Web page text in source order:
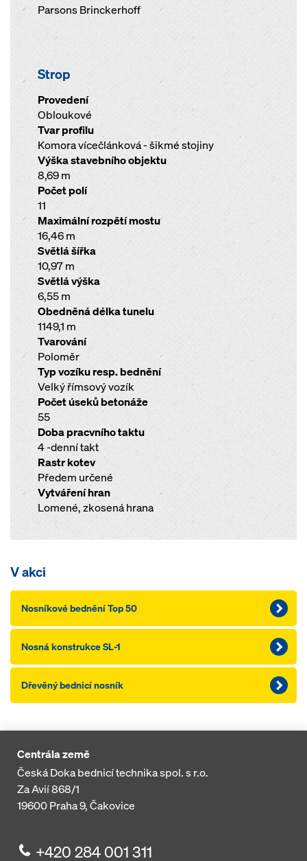
Parsons Brinckerhoff
Strop
Provedení
Obloukové
Tvar profilu
Komora vícečlánková - šikmé stojiny
Výška stavebního objektu
8,69 m
Počet polí
11
Maximální rozpětí mostu
16,46 m
Světlá šířka
10,97 m
Světlá výška
6,55 m
Obedněná délka tunelu
1149,1 m
Tvarování
Poloměr
Typ vozíku resp. bednění
Velký římsový vozík
Počet úseků betonáže
55
Doba pracvního taktu
4 -denní takt
Rastr kotev
Předem určené
Vytváření hran
Lomené, zkosená hrana
V akci
Nosníkové bednění Top 50
Nosná konstrukce SL-1
Dřevěný bednicí nosník
Centrála země
Česká Doka bednicí technika spol. s r.o.
Za Avií 868/1
19600Praha 9, Čakovice
+420 284 001 311